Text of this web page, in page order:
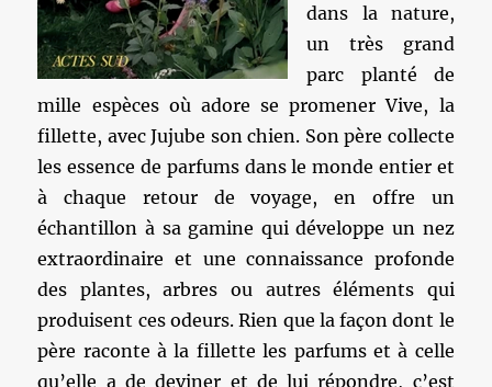
dans la nature,
un très grand
parc planté de
mille espèces où adore se promener Vive, la
fillette, avec Jujube son chien. Son père collecte
les essence de parfums dans le monde entier et
à chaque retour de voyage, en offre un
échantillon à sa gamine qui développe un nez
extraordinaire et une connaissance profonde
des plantes, arbres ou autres éléments qui
produisent ces odeurs. Rien que la façon dont le
père raconte à la fillette les parfums et à celle
qu’elle a de deviner et de lui répondre, c’est